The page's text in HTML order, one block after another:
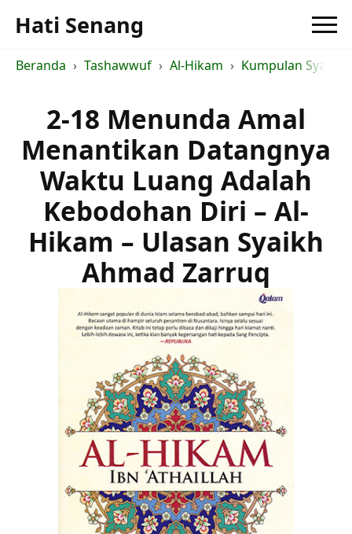
Hati Senang
Beranda Tashawwuf Al-Hikam Kumpulan Syarah
2-18 Menunda Amal
Menantikan Datangnya
Waktu Luang Adalah
Kebodohan Diri – Al-
Hikam – Ulasan Syaikh
Ahmad Zarruq